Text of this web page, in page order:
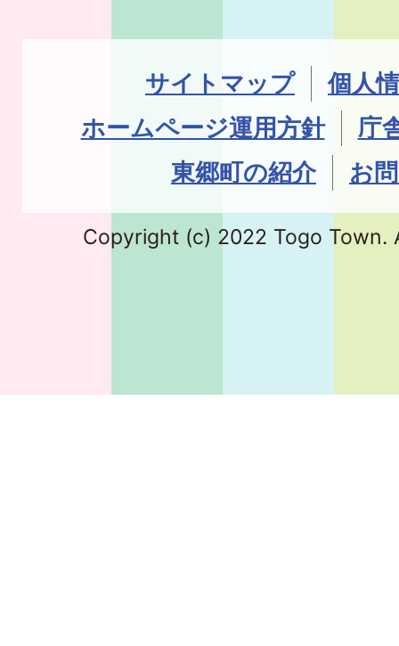
サイトマップ
個人
ホームページ運用方針
庁
東郷町の紹介
お
Copyright (c) 2022 Togo Town.